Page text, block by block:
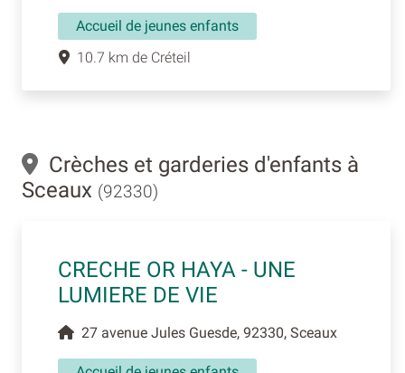
Accueil de jeunes enfants
10.7 km de Créteil
Crèches et garderies d'enfants à
Sceaux (92330)
CRECHE OR HAYA - UNE
LUMIERE DE VIE
27 avenue Jules Guesde, 92330, Sceaux